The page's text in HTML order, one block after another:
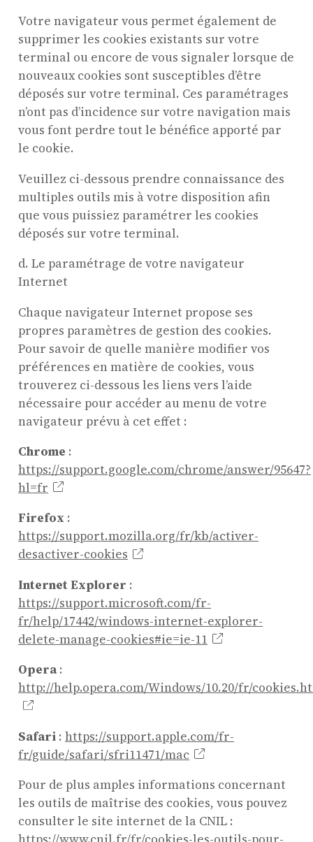
Votre navigateur vous permet également de
supprimer les cookies existants sur votre
terminal ou encore de vous signaler lorsque de
nouveaux cookies sont susceptibles d’être
déposés sur votre terminal. Ces paramétrages
n’ont pas d’incidence sur votre navigation mais
vous font perdre tout le bénéfice apporté par
le cookie.
Veuillez ci-dessous prendre connaissance des
multiples outils mis à votre disposition afin
que vous puissiez paramétrer les cookies
déposés sur votre terminal.
d. Le paramétrage de votre navigateur
Internet
Chaque navigateur Internet propose ses
propres paramètres de gestion des cookies.
Pour savoir de quelle manière modifier vos
préférences en matière de cookies, vous
trouverez ci-dessous les liens vers l’aide
nécessaire pour accéder au menu de votre
navigateur prévu à cet effet :
Chrome :
https://support.google.com/chrome/answer/95647?
hl=fr
Firefox :
https://support.mozilla.org/fr/kb/activer-
desactiver-cookies
Internet Explorer :
https://support.microsoft.com/fr-
fr/help/17442/windows-internet-explorer-
delete-manage-cookies#ie=ie-11
Opera :
http://help.opera.com/Windows/10.20/fr/
Safari :https://support.apple.com/fr-
fr/guide/safari/sfri11471/mac
Pour de plus amples informations concernant
les outils de maîtrise des cookies, vous pouvez
consulter le site internet de la CNIL :